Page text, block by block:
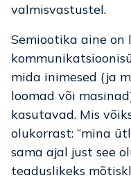
valmisvastustel.
Semiootika aine
mida inimesed (ja
loomad või
kasutavad. Mis
olukorrast: “mina
sama ajal just see
teaduslikeks